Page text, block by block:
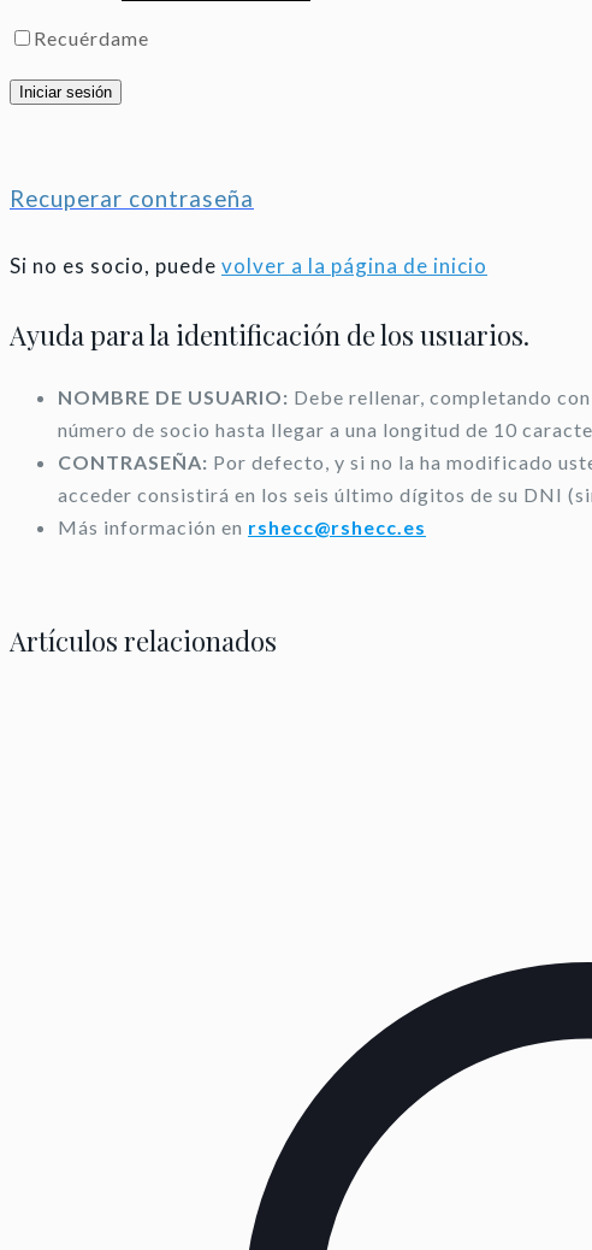
Recuérdame
Recuperar contraseña
Si no es socio, puede volver a la página de inicio
Ayuda para la identificación de los usuarios.
NOMBRE DE USUARIO: Debe rellenar, completando
número de socio hasta llegar a una longitud de 10
CONTRASEÑA: Por defecto, y si no la ha modificado
acceder consistirá en los seis último dígitos de su DNI
Más información en rshecc@rshecc.es
Artículos relacionados